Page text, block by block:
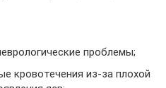
проблемы;
кровотечения из-за плохой